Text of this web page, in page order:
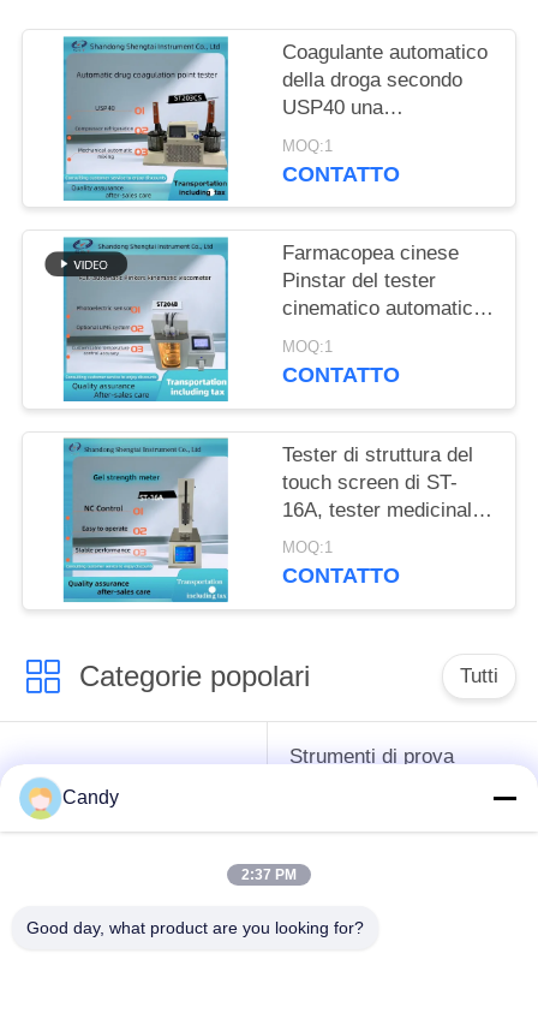
Coagulante automatico
della droga secondo
USP40 una
determinazione di 651
punto di congelamento
MOQ:1
CONTATTO
Farmacopea cinese
Pinstar del tester
cinematico automatico
di viscosità di ST204B
nel 2020
MOQ:1
CONTATTO
Tester di struttura del
touch screen di ST-
16A, tester medicinale
di concentrazione della
gelatina, un'operazione
MOQ:1
CONTATTO
Categorie popolari Tutti
strumenti difficili del
petrolio
Strumenti di prova
lubrificante
collaudo del
collaudo dell'olio del
Candy
2:37 PM
Good day, what product are you looking for?